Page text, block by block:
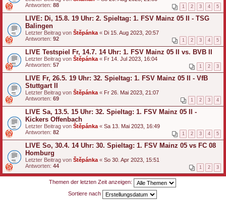
Antworten: 88 1 2 3 4 5
LIVE: Di, 15.8. 19 Uhr: 2. Spieltag: 1. FSV Mainz 05 II - TSG
Balingen
Letzter Beitrag von Štěpánka « Di 15. Aug 2023, 20:57
Antworten: 92 1 2 3 4 5
LIVE Testspiel Fr, 14.7. 14 Uhr: 1. FSV Mainz 05 II vs. BVB II
Letzter Beitrag von Štěpánka « Fr 14. Jul 2023, 16:04
Antworten: 57 1 2 3
LIVE Fr, 26.5. 19 Uhr: 32. Spieltag: 1. FSV Mainz 05 II - VfB
Stuttgart II
Letzter Beitrag von Štěpánka « Fr 26. Mai 2023, 21:07
Antworten: 69 1 2 3 4
LIVE Sa, 13.5. 15 Uhr: 32. Spieltag: 1. FSV Mainz 05 II -
Kickers Offenbach
Letzter Beitrag von Štěpánka « Sa 13. Mai 2023, 16:49
Antworten: 82 1 2 3 4 5
LIVE So, 30.4. 14 Uhr: 30. Spieltag: 1. FSV Mainz 05 vs FC 08
Homburg
Letzter Beitrag von Štěpánka « So 30. Apr 2023, 15:51
Antworten: 44 1 2 3
Themen der letzten Zeit anzeigen:
Sortiere nach